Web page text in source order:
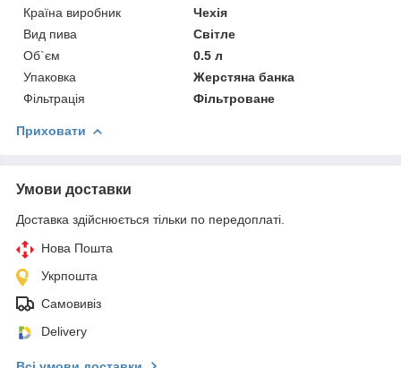
Країна виробник
Чехія
Вид пива
Світле
Об`єм
0.5 л
Упаковка
Жерстяна банка
Фільтрація
Фільтроване
Приховати
Умови доставки
Доставка здійснюється тільки по передоплаті.
Нова Пошта
Укрпошта
Самовивіз
Delivery